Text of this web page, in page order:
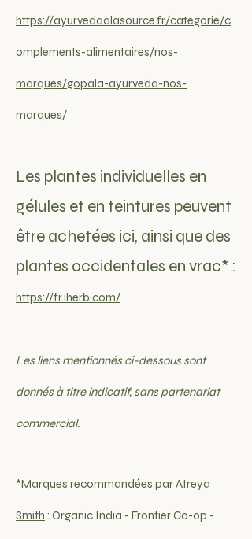
https://ayurvedaalasource.fr/categorie/c
omplements-alimentaires/nos-
marques/gopala-ayurveda-nos-
marques/
Les plantes individuelles en
gélules et en teintures peuvent
être achetées ici, ainsi que des
plantes occidentales en vrac* :
https://fr.iherb.com/
Les liens mentionnés ci-dessous sont
donnés à titre indicatif, sans partenariat
commercial.
*Marques recommandées parAtreya
Smith : Organic India - Frontier Co-op -